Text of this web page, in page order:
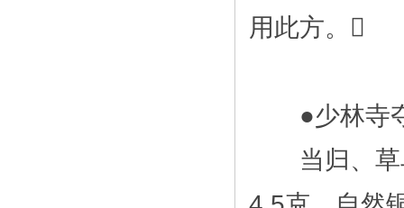
用此方。
●少林寺
当归、草